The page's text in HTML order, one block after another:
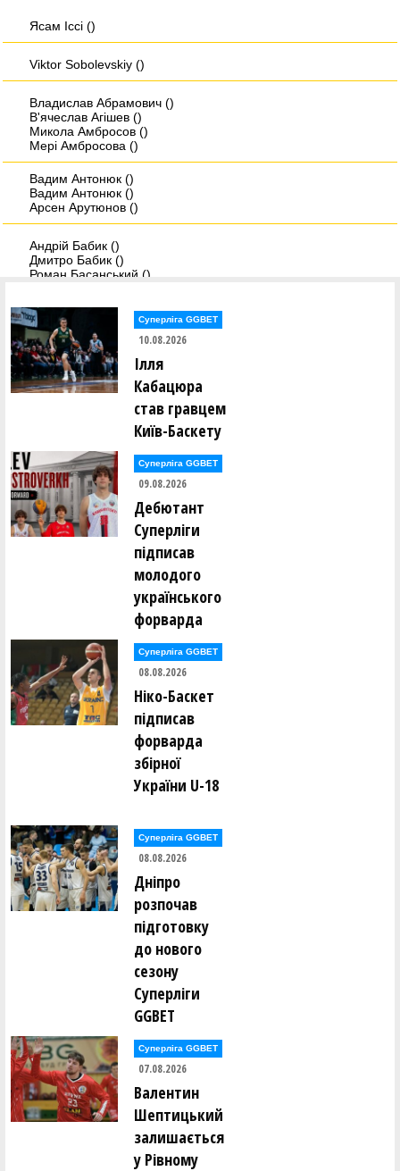
Ясам Iссi ()
Viktor Sobolevskiy ()
Владислав Абрамович ()
В'ячеслав Агішев ()
Микола Амбросов ()
Мері Амбросова ()
Вадим Антонюк ()
Вадим Антонюк ()
Арсен Арутюнов ()
Андрій Бабик ()
Дмитро Бабик ()
Роман Басанський ()
Андрій Біленко ()
Христина Бобанич ()
Дмитро Бовсунюк ()
Микита Богатирьов ()
Віктор Боженар ()
Сергій Варелджан ()
Ілля Вдовенко ()
Олег Винокуров ()
Юрій Вітенко ()
Юрій Вітківський ()
Єлизавета Войнаровська ()
Леонід Войнаровський ()
Максим Воробйов ()
Олександр Гайдамака ()
Павло Гайдамака ()
Михайло Гераськін ()
Олександр Гненюк ()
Денис Головко ()
Аліна Гопей ()
Максим Гопей ()
Денис Грищенко ()
Олексій Гусаковський ()
Олексій Гусаковський ()
Владислав Делібалт ()
Єгор Дербенцев ()
Федір Добровольский ()
Сергій Долованюк ()
Олександр Доценко ()
Володимир Драбіковський ()
Анастасія Дубова ()
Володимир Євпак ()
Леонід Євстратьєв ()
Антоніна Єгорова ()
Сергій Єльшов ()
Олександр Єрьоменко ()
Олексій Жидков ()
Суперліга GGBET
10.08.2026
Ілля
Кабацюра
став гравцем
Київ-Баскету
Суперліга GGBET
09.08.2026
Дебютант
Суперліги
підписав
молодого
українського
форварда
Суперліга GGBET
08.08.2026
Ніко-Баскет
підписав
форварда
збірної
України U-18
Суперліга GGBET
08.08.2026
Дніпро
розпочав
підготовку
до нового
сезону
Суперліги
GGBET
Суперліга GGBET
07.08.2026
Валентин
Шептицький
залишається
у Рівному